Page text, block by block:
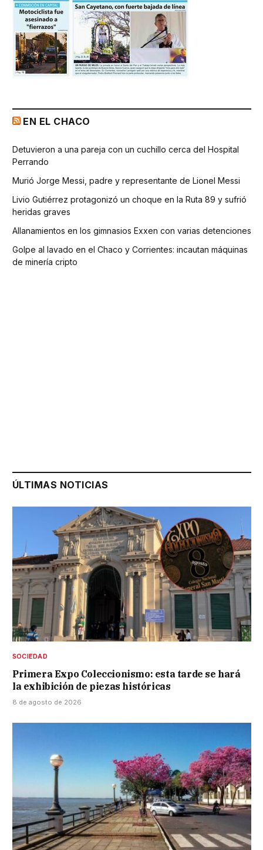
EN EL CHACO
Detuvieron a una pareja con un cuchillo cerca del Hospital
Perrando
Murió Jorge Messi, padre y representante de Lionel Messi
Livio Gutiérrez protagonizó un choque en la Ruta 89 y sufrió
heridas graves
Allanamientos en los gimnasios Exxen con varias detenciones
Golpe al lavado en el Chaco y Corrientes: incautan máquinas
de minería cripto
ÚLTIMAS NOTICIAS
SOCIEDAD
Primera Expo Coleccionismo: esta tarde se hará
la exhibición de piezas históricas
8 de agosto de 2026